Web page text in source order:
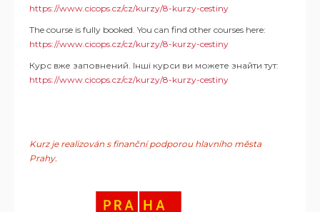
https://www.cicops.cz/cz/kurzy/8-kurzy-cestiny
The course is fully booked. You can find other courses here:
https://www.cicops.cz/cz/kurzy/8-kurzy-cestiny
Курс вже заповнений. Інші курси ви можете знайти тут:
https://www.cicops.cz/cz/kurzy/8-kurzy-cestiny
Kurz je realizován s finanční podporou hlavního města
Prahy.